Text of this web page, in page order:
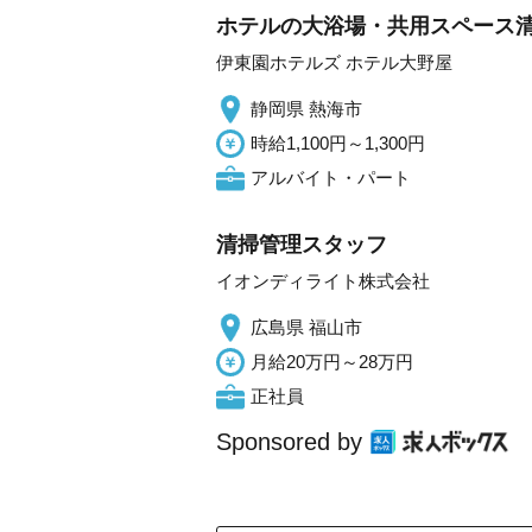
ホテルの大浴場・共用スペース
伊東園ホテルズ ホテル大野屋
静岡県 熱海市
時給1,100円～1,300円
アルバイト・パート
清掃管理スタッフ
イオンディライト株式会社
広島県 福山市
月給20万円～28万円
正社員
Sponsored by